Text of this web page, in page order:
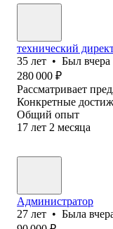
технический
35 лет • Был вчера
280 000 ₽
Рассматривает
Конкретные
Общий опыт
17 лет 2 месяца
Администратор
27 лет • Была